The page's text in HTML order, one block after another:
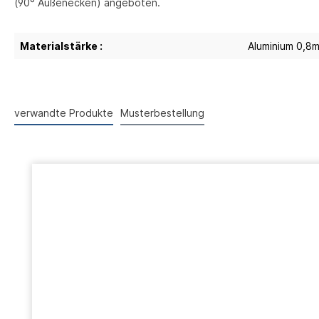
(90° Außenecken) angeboten.
Materialstärke : Aluminium
verwandte Produkte Musterbestellung